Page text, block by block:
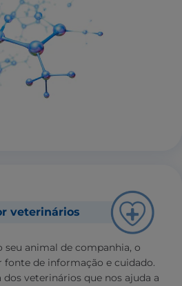
veterinários
seu animal de companhia, o
de informação e cuidado.
dos veterinários que nos ajuda a